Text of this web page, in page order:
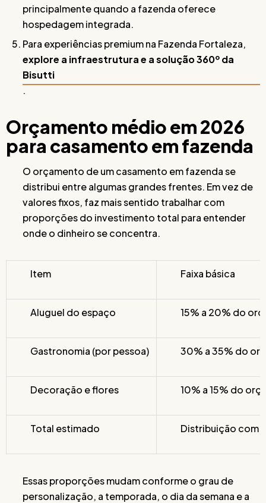
principalmente quando a fazenda oferece
hospedagem integrada.
Para experiências premium na Fazenda Fortaleza,
explore a infraestrutura e a solução 360º da
Bisutti
.
Orçamento médio em 2026
para casamento em fazenda
O orçamento de um casamento em fazenda se
distribui entre algumas grandes frentes. Em vez de
valores fixos, faz mais sentido trabalhar com
proporções do investimento total para entender
onde o dinheiro se concentra.
Item Faixa básica
Aluguel do espaço 15% a 20% do
Gastronomia (por pessoa) 30% a 35% do
Decoração e flores 10% a 15% do
Total estimado Distribuição com
Essas proporções mudam conforme o grau de
personalização, a temporada, o dia da semana e a